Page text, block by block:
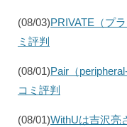
(08/03)PRIVATE（プ
ミ評判
(08/01)Pair（
コミ評判
(08/01)WithUは吉沢亮